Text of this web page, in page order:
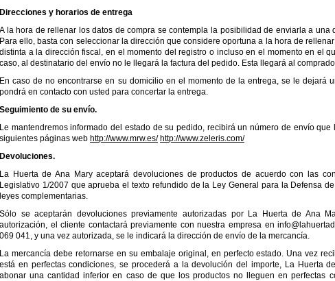
Direcciones y horarios de entrega
A la hora de rellenar los datos de compra se contempla la posibilidad de enviarla a una
Para ello, basta con seleccionar la dirección que considere oportuna a la hora de
distinta a la dirección fiscal, en el momento del registro o incluso en el momento en el
caso, al destinatario del envío no le llegará la factura del pedido. Esta llegará al
En caso de no encontrarse en su domicilio en el momento de la entrega, se le dejará
pondrá en contacto con usted para concertar la entrega.
Seguimiento de su envío.
Le mantendremos informado del estado de su pedido, recibirá un número de envío
siguientes páginas web http://www.mrw.es/ http://www.zeleris.com/
Devoluciones.
La Huerta de Ana Mary aceptará devoluciones de productos de acuerdo con las
Legislativo 1/2007 que aprueba el texto refundido de la Ley General para la Defensa
leyes complementarias.
Sólo se aceptarán devoluciones previamente autorizadas por La Huerta de Ana
autorización, el cliente contactará previamente con nuestra empresa en
069 041, y una vez autorizada, se le indicará la dirección de envío de la mercancía.
La mercancía debe retornarse en su embalaje original, en perfecto estado. Una vez
está en perfectas condiciones, se procederá a la devolución del importe, La Huerta
abonar una cantidad inferior en caso de que los productos no lleguen en perfectas